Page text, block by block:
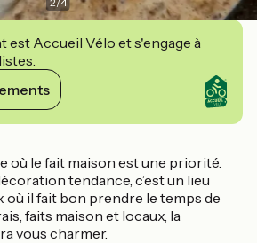
est Accueil Vélo et s'engage à
où le fait maison est une priorité.
tendance, c’est un lieu
où il fait bon prendre le temps de
faits maison et locaux, la
vous charmer.